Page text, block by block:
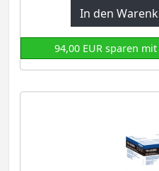
94,00 EUR sparen